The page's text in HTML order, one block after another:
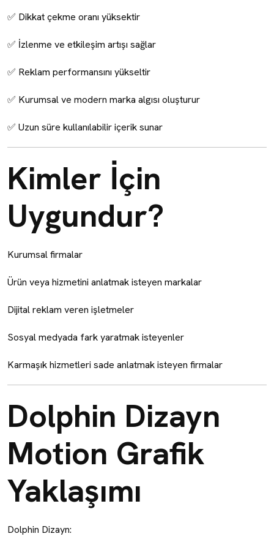
✅ Dikkat çekme oranı yüksektir
✅ İzlenme ve etkileşim artışı sağlar
✅ Reklam performansını yükseltir
✅ Kurumsal ve modern marka algısı oluşturur
✅ Uzun süre kullanılabilir içerik sunar
Kimler İçin
Uygundur?
Kurumsal firmalar
Ürün veya hizmetini anlatmak isteyen markalar
Dijital reklam veren işletmeler
Sosyal medyada fark yaratmak isteyenler
Karmaşık hizmetleri sade anlatmak isteyen firmalar
Dolphin Dizayn
Motion Grafik
Yaklaşımı
Dolphin Dizayn: